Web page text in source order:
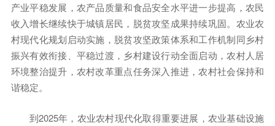
产业平稳发展，农产品质量和食品安全水平进一步提高，农民
收入增长继续快于城镇居民，脱贫攻坚成果持续巩固。农业农
村现代化规划启动实施，脱贫攻坚政策体系和工作机制同乡村
振兴有效衔接、平稳过渡，乡村建设行动全面启动，农村人居
环境整治提升，农村改革重点任务深入推进，农村社会保持和
谐稳定。
到2025年，农业农村现代化取得重要进展，农业基础设施